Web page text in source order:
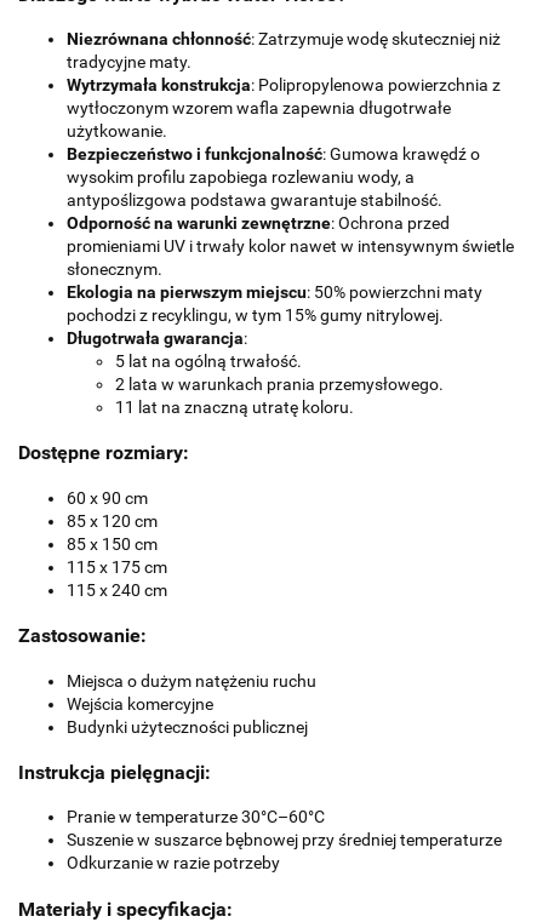
Niezrównana chłonność: Zatrzymuje wodę skuteczniej niż
tradycyjne maty.
Wytrzymała konstrukcja: Polipropylenowa powierzchnia z
wytłoczonym wzorem wafla zapewnia długotrwałe
użytkowanie.
Bezpieczeństwo i funkcjonalność: Gumowa krawędź o
wysokim profilu zapobiega rozlewaniu wody, a
antypoślizgowa podstawa gwarantuje stabilność.
Odporność na warunki zewnętrzne: Ochrona przed
promieniami UV i trwały kolor nawet w intensywnym świetle
słonecznym.
Ekologia na pierwszym miejscu: 50% powierzchni maty
pochodzi z recyklingu, w tym 15% gumy nitrylowej.
Długotrwała gwarancja:
5 lat na ogólną trwałość.
2 lata w warunkach prania przemysłowego.
11 lat na znaczną utratę koloru.
Dostępne rozmiary:
60 x 90 cm
85 x 120 cm
85 x 150 cm
115 x 175 cm
115 x 240 cm
Zastosowanie:
Miejsca o dużym natężeniu ruchu
Wejścia komercyjne
Budynki użyteczności publicznej
Instrukcja pielęgnacji:
Pranie w temperaturze 30°C–60°C
Suszenie w suszarce bębnowej przy średniej temperaturze
Odkurzanie w razie potrzeby
Materiały i specyfikacja: